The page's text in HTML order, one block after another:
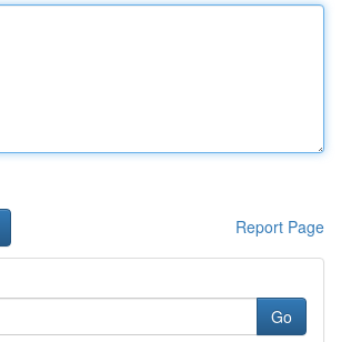
Report Page
Go